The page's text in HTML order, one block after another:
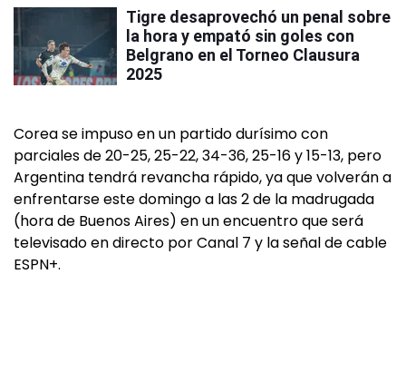
Tigre desaprovechó un penal sobre
la hora y empató sin goles con
Belgrano en el Torneo Clausura
2025
Corea se impuso en un partido durísimo con
parciales de 20-25, 25-22, 34-36, 25-16 y 15-13, pero
Argentina tendrá revancha rápido, ya que volverán a
enfrentarse este domingo a las 2 de la madrugada
(hora de Buenos Aires) en un encuentro que será
televisado en directo por Canal 7 y la señal de cable
ESPN+.